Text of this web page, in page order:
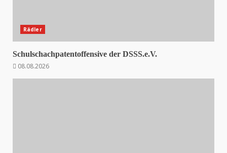
Rädler
Schulschachpatentoffensive der DSSS.e.V.
08.08.2026